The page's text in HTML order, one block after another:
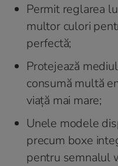
Permit reglarea
multor culori
perfectă;
Protejează
consumă multă
viață mai mare;
Unele modele
precum boxe
pentru semnalul